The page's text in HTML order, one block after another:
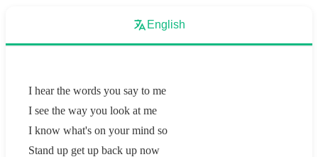
English
I hear the words you say to me
I see the way you look at me
I know what's on your mind so
Stand up get up back up now